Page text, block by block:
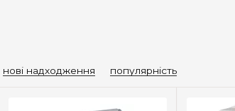
нові надходження популярність